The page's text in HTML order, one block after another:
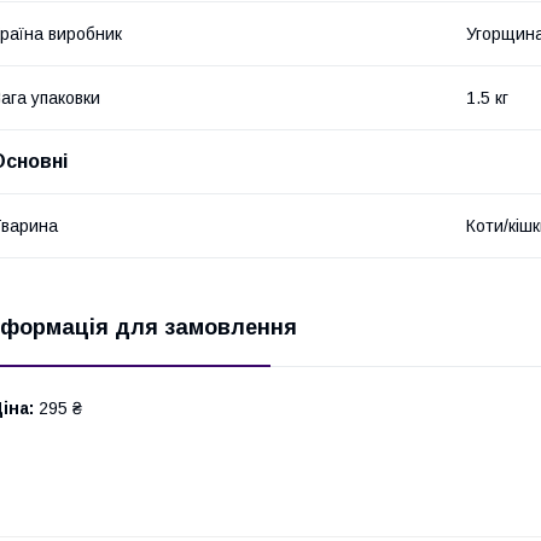
виробник
упаковки 1.5 кг
Коти/
для замовлення
295 ₴